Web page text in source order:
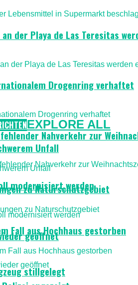
der Playa de Las Teresitas
Drogenring verhaftet
Nahverkehr zur
modernisiert werden
geöffnet
EXPLORE ALL
Unfall
zu Naturschutzgebiet
Fall aus Hochhaus gestorben
stillgelegt